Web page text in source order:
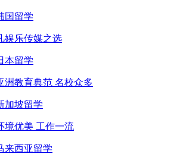
国留学
娱乐传媒之选
本留学
洲教育典范 名校众多
加坡留学
境优美 工作一流
来西亚留学